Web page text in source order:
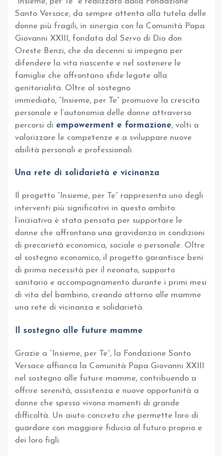
Santo Versace, da sempre attenta alla tutela delle
donne più fragili, in sinergia con la Comunità Papa
Giovanni XXIII, fondata dal Servo di Dio don
Oreste Benzi, che da decenni si impegna per
difendere la vita nascente e nel sostenere le
famiglie che affrontano sfide legate alla
genitorialità. Oltre al sostegno
immediato, “Insieme, per Te” promuove la crescita
personale e l’autonomia delle donne attraverso
percorsi di empowerment e formazione, volti a
valorizzare le competenze e a sviluppare nuove
abilità personali e professionali.
Una rete di solidarietà e vicinanza
Il progetto “Insieme, per Te” rappresenta uno degli
interventi più significativi in questo ambito:
l’iniziativa è stata pensata per supportare le
donne che affrontano una gravidanza in condizioni
di precarietà economica, sociale o personale. Oltre
al sostegno economico, il progetto garantisce beni
di prima necessità per il neonato, supporto
sanitario e accompagnamento durante i primi mesi
di vita del bambino, creando attorno alle mamme
una rete di vicinanza e solidarietà.
Il sostegno alle future mamme
Grazie a “Insieme, per Te”, la Fondazione Santo
Versace affianca la Comunità Papa Giovanni XXIII
nel sostegno alle future mamme, contribuendo a
offrire serenità, assistenza e nuove opportunità a
donne che spesso vivono momenti di grande
difficoltà. Un aiuto concreto che permette loro di
guardare con maggiore fiducia al futuro proprio e
dei loro figli.